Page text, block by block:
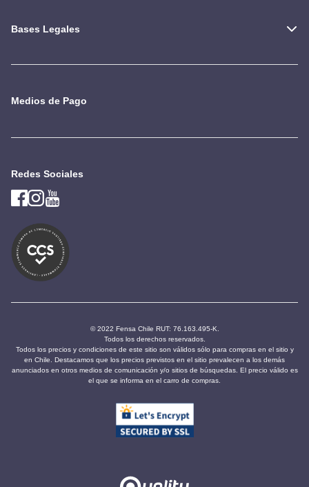
Bases Legales
Medios de Pago
Redes Sociales
© 2022 Fensa Chile RUT: 76.163.495-K.
Todos los derechos reservados.
Todos los precios y condiciones de este sitio son válidos sólo para compras en el sitio y
en Chile. Destacamos que los precios previstos en el sitio prevalecen a los demás
anunciados en otros medios de comunicación y/o sitios de búsquedas. El precio válido es
el que se informa en el carro de compras.